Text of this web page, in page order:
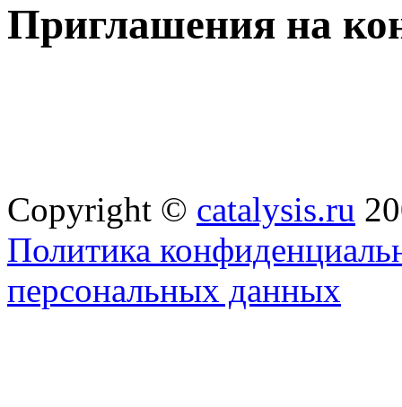
Приглашения на
Copyright © catalysis.ru
Политика
персональных данных